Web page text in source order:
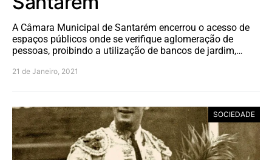
A Câmara Municipal de Santarém encerrou o acesso de
espaços públicos onde se verifique aglomeração de
pessoas, proibindo a utilização de bancos de jardim,…
21 de Janeiro, 2021
SOCIEDADE